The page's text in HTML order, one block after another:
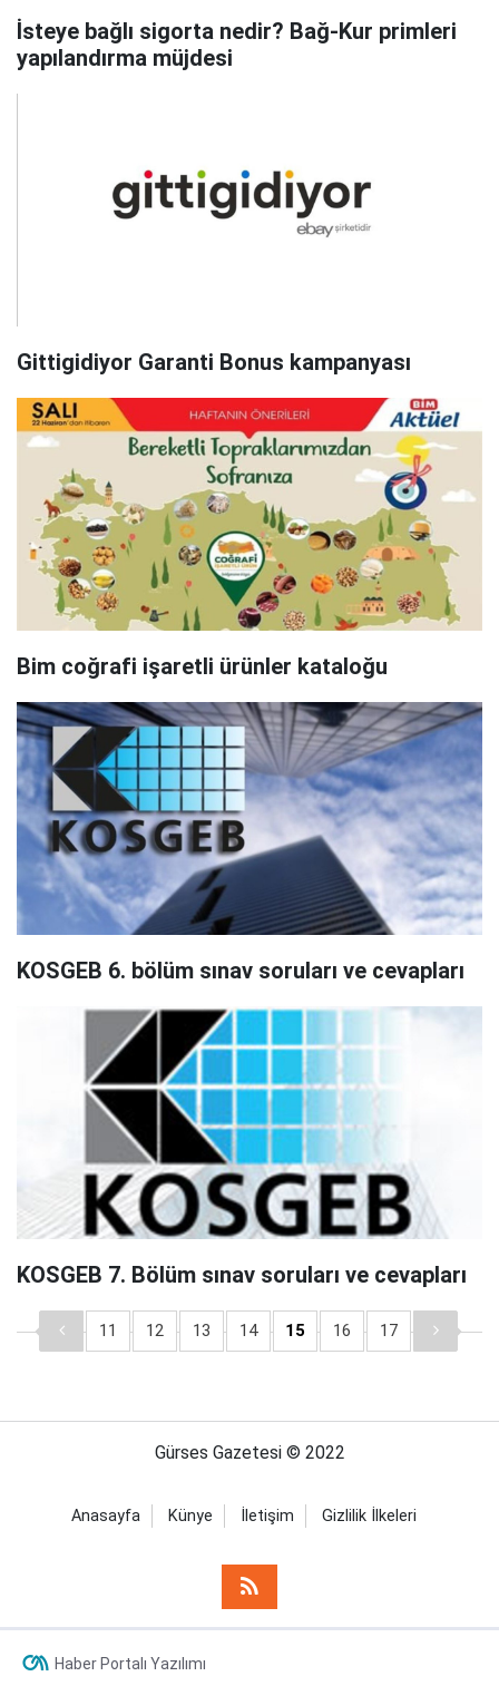
İsteye bağlı sigorta nedir? Bağ-Kur primleri
yapılandırma müjdesi
Gittigidiyor Garanti Bonus kampanyası
Bim coğrafi işaretli ürünler kataloğu
KOSGEB 6. bölüm sınav soruları ve cevapları
KOSGEB 7. Bölüm sınav soruları ve cevapları
11 12 13 14 15 16 17
Gürses Gazetesi © 2022
Anasayfa Künye İletişim Gizlilik İlkeleri
Haber Portalı Yazılımı